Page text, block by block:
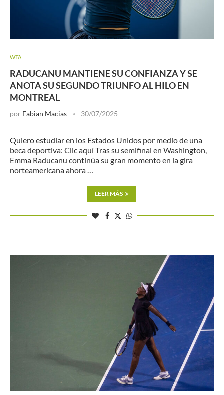
WTA
RADUCANU MANTIENE SU CONFIANZA Y SE
ANOTA SU SEGUNDO TRIUNFO AL HILO EN
MONTREAL
por Fabian Macias 30/07/2025
Quiero estudiar en los Estados Unidos por medio de una
beca deportiva: Clic aquí Tras su semifinal en Washington,
Emma Raducanu continúa su gran momento en la gira
norteamericana ahora …
LEER MÁS